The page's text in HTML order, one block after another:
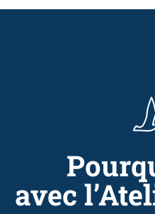
avec